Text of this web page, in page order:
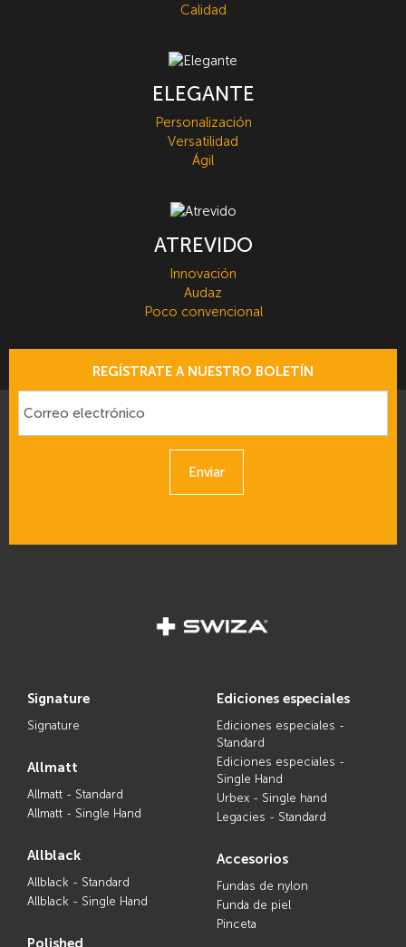
Calidad
ELEGANTE
Personalización
Versatilidad
Ágil
ATREVIDO
Innovación
Audaz
Poco convencional
REGÍSTRATE A NUESTRO BOLETÍN
Enviar
signature
Signature
allmatt
Allmatt - Standard
Allmatt - Single Hand
allblack
Allblack - Standard
Allblack - Single Hand
polished
ediciones especiales
Ediciones especiales -
Standard
Ediciones especiales -
Single Hand
Urbex - Single hand
Legacies - Standard
accesorios
Fundas de nylon
Funda de piel
Pinceta